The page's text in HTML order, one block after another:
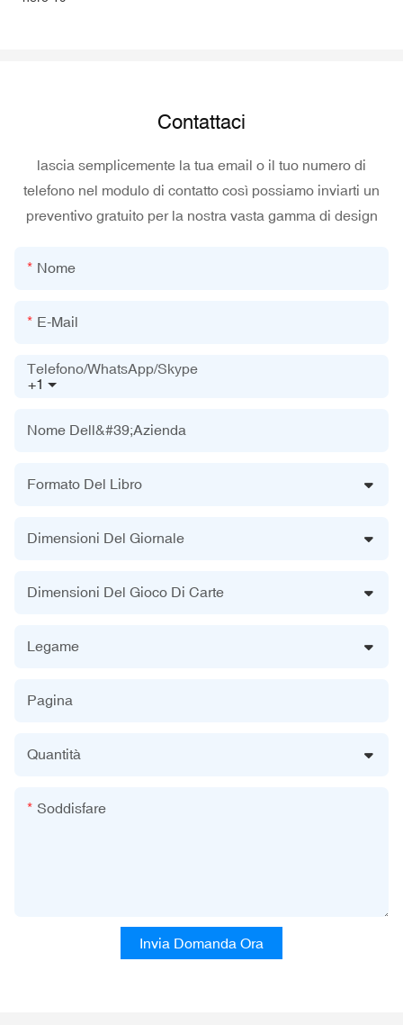
Contattaci
lascia semplicemente la tua email o il tuo numero di
telefono nel modulo di contatto così possiamo inviarti un
preventivo gratuito per la nostra vasta gamma di design
Nome
E-Mail
+1
Telefono/WhatsApp/Skype
Nome Dell&#39;azienda
Formato Del Libro
Dimensioni Del Giornale
Dimensioni Del Gioco Di Carte
Legame
Pagina
Quantità
Soddisfare
Invia Domanda Ora